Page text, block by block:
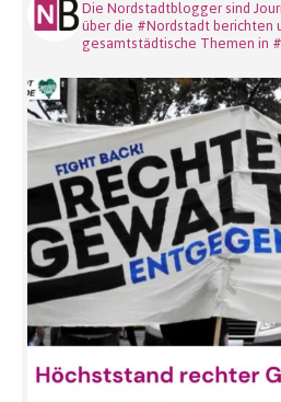
Die Nordstadtblogger sind
über die #Nordstadt berichten
gesamtstädtische Themen in